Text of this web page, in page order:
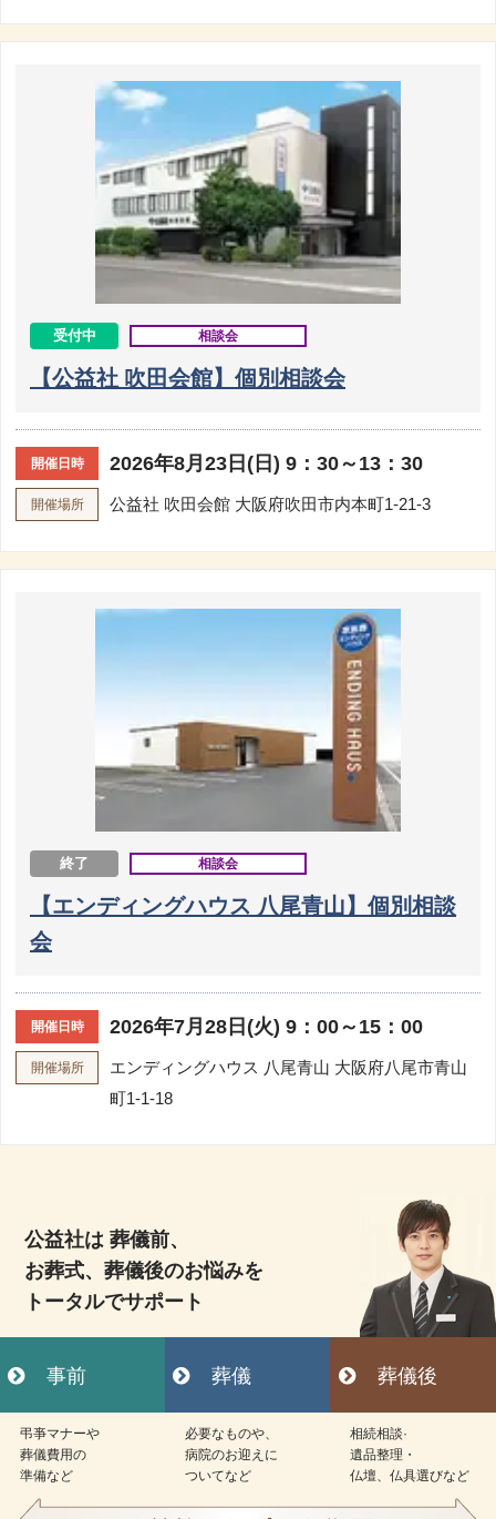
受付中 相談会
【公益社 吹田会館】個別相談会
開催日時 2026年8月23日(日) 9：30～13：30
開催場所 公益社 吹田会館 大阪府吹田市内本町1-21-3
終了 相談会
【エンディングハウス 八尾青山】個別相談
会
開催日時 2026年7月28日(火) 9：00～15：00
開催場所 エンディングハウス 八尾青山 大阪府八尾市青山
町1-1-18
公益社は 葬儀前、
お葬式、葬儀後のお悩みを
トータルでサポート
事前 葬儀 葬儀後
弔亊マナーや
葬儀費用の
準備など
必要なものや、
病院のお迎えに
ついてなど
相続相談·
遺品整理・
仏壇、仏具選びなど